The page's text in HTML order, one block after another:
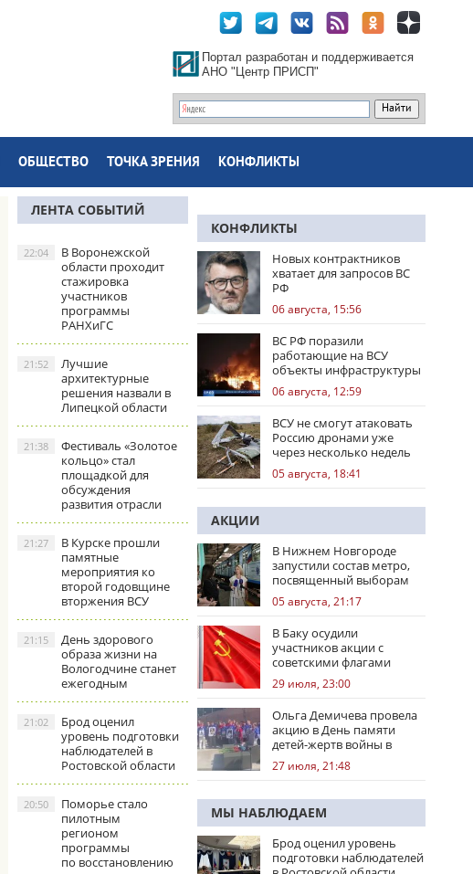
Портал разработан и поддерживается
АНО "Центр ПРИСП"
ОБЩЕСТВО ТОЧКА ЗРЕНИЯ КОНФЛИКТЫ
ЛЕНТА СОБЫТИЙ
В Воронежской
области проходит
стажировка
участников
программы
РАНХиГС
22:04
Лучшие
архитектурные
решения назвали в
Липецкой области
21:52
Фестиваль «Золотое
кольцо» стал
площадкой для
обсуждения
развития отрасли
21:38
В Курске прошли
памятные
мероприятия ко
второй годовщине
вторжения ВСУ
21:27
День здорового
образа жизни на
Вологодчине станет
ежегодным
21:15
Брод оценил
уровень подготовки
наблюдателей в
Ростовской области
21:02
Поморье стало
пилотным
регионом
программы
по восстановлению
20:50
КОНФЛИКТЫ
Новых контрактников
хватает для запросов ВС
РФ
06 августа, 15:56
ВС РФ поразили
работающие на ВСУ
объекты инфраструктуры
и центры логистики
06 августа, 12:59
ВСУ не смогут атаковать
Россию дронами уже
через несколько недель
05 августа, 18:41
АКЦИИ
В Нижнем Новгороде
запустили состав метро,
посвященный выборам
05 августа, 21:17
В Баку осудили
участников акции с
советскими флагами
29 июля, 23:00
Ольга Демичева провела
акцию в День памяти
детей-жертв войны в
Донбассе
27 июля, 21:48
МЫ НАБЛЮДАЕМ
Брод оценил уровень
подготовки наблюдателей